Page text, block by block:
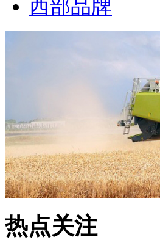
西部品牌
热点关注